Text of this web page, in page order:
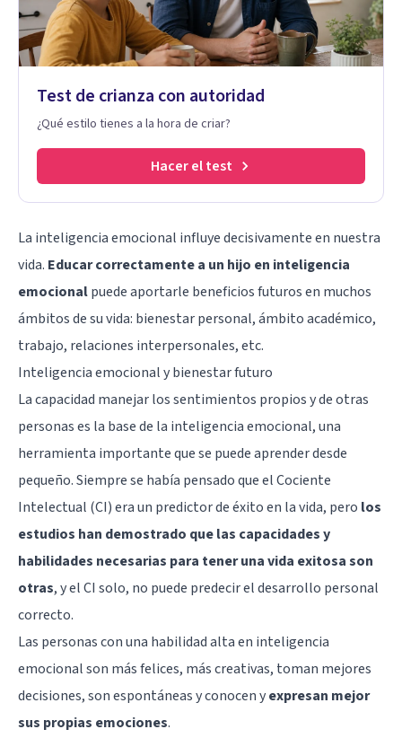
Test de crianza con autoridad
¿Qué estilo tienes a la hora de criar?
Hacer el test
La inteligencia emocional influye decisivamente en nuestra
vida. Educar correctamente a un hijo en inteligencia
emocionalpuede aportarle beneficios futuros en muchos
ámbitos de su vida: bienestar personal, ámbito académico,
trabajo, relaciones interpersonales, etc.
Inteligencia emocional y bienestar futuro
La capacidad manejar los sentimientos propios y de otras
personas es la base de la inteligencia emocional, una
herramienta importante que se puede aprender desde
pequeño. Siempre se había pensado que el Cociente
Intelectual (CI) era un predictor de éxito en la vida, pero los
estudios han demostrado que las capacidades y
habilidades necesarias para tener una vida exitosa son
otras, y el CI solo, no puede predecir eldesarrollo personal
correcto.
Las personas con una habilidad alta en inteligencia
emocional son más felices, más creativas, toman mejores
decisiones, son espontáneas y conocen yexpresan mejor
sus propias emociones.